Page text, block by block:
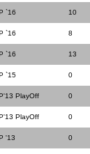
`16 10
`16 8
`16 13
`15 0
PlayOff 0
PlayOff 0
'13 0